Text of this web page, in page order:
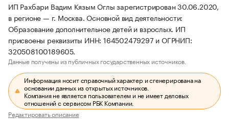
ИП Рахбари Вадим Кязым Оглы зарегистрирован 30.06.2020,
в регионе — г. Москва. Основной вид деятельности:
Образование дополнительное детей и взрослых. ИП
присвоены реквизиты ИНН: 164502479297 и ОГРНИП:
320508100189605.
Данные получены из публичных государственных источников.
Информация носит справочный характер и сгенерирована на
основании данных из открытых источников.
Компания не является пользователем и не имеет деловых
отношений с сервисом РБК Компании.
Редактировать описание